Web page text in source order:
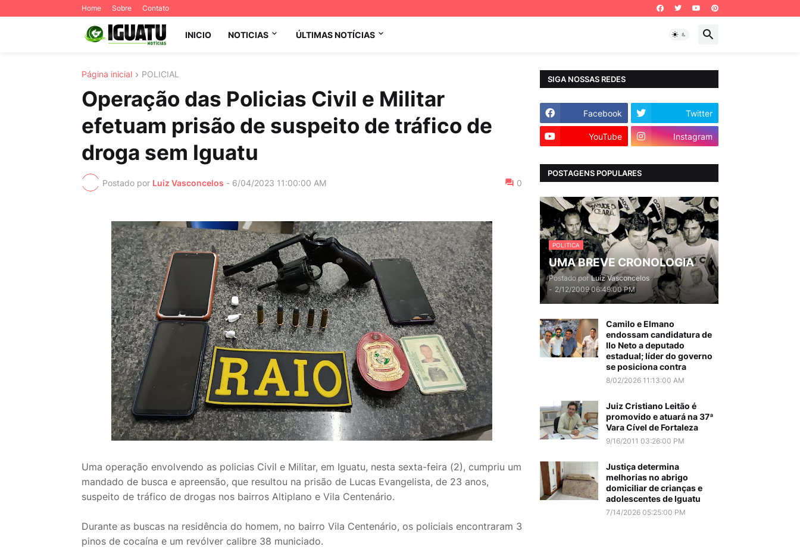
Home Sobre Contato
INICIO NOTICIAS ÚLTIMAS NOTÍCIAS
Página inicial POLICIAL
Operação das Policias Civil e Militar
efetuam prisão de suspeito de tráfico de
droga sem Iguatu
Postado por Luiz Vasconcelos - 6/04/2023 11:00:00 AM 0
Uma operação envolvendo as policias Civil e Militar, em Iguatu, nesta sexta-feira (2), cumpriu um
mandado de busca e apreensão, que resultou na prisão de Lucas Evangelista, de 23 anos,
suspeito de tráfico de drogas nos bairros Altiplano e Vila Centenário.
Durante as buscas na residência do homem, no bairro Vila Centenário, os policiais encontraram 3
pinos de cocaína e um revólver calibre 38 municiado.
SIGA NOSSAS REDES
Facebook Twitter
YouTube Instagram
POSTAGENS POPULARES
POLITICA
UMA BREVE CRONOLOGIA
Postado por Luiz Vasconcelos
- 2/12/2009 06:49:00 PM
Camilo e Elmano
endossam candidatura de
Ilo Neto a deputado
estadual; líder do governo
se posiciona contra
8/02/2026 11:13:00 AM
Juiz Cristiano Leitão é
promovido e atuará na 37ª
Vara Cível de Fortaleza
9/16/2011 03:26:00 PM
Justiça determina
melhorias no abrigo
domiciliar de crianças e
adolescentes de Iguatu
7/14/2026 05:25:00 PM